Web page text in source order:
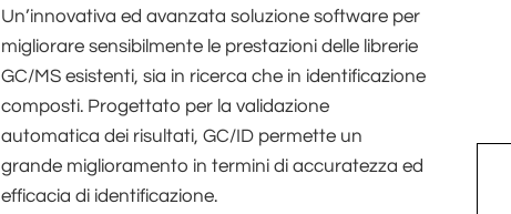
Un’innovativa ed avanzata soluzione software per
migliorare sensibilmente le prestazioni delle librerie
GC/MS esistenti, sia in ricerca che in identificazione
composti. Progettato per la validazione
automatica dei risultati, GC/ID permette un
grande miglioramento in termini di accuratezza ed
efficacia di identificazione.